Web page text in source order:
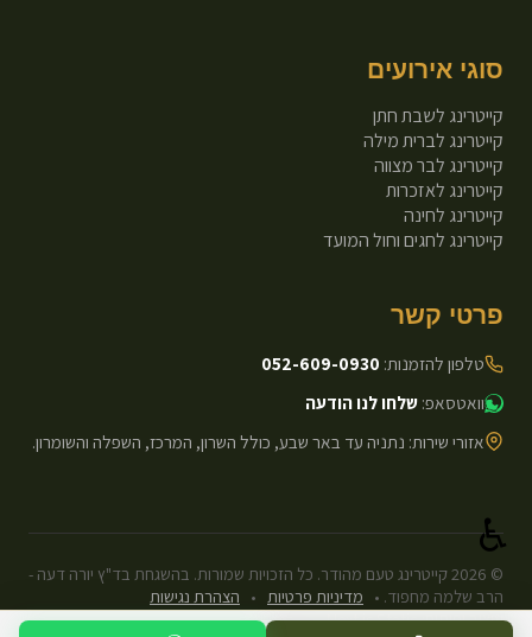
סוגי אירועים
קייטרינג לשבת חתן
קייטרינג לברית מילה
קייטרינג לבר מצווה
קייטרינג לאזכרות
קייטרינג לחינה
קייטרינג לחגים וחול המועד
פרטי קשר
טלפון להזמנות: 052-609-0930
וואטסאפ: שלחו לנו הודעה
אזורי שירות: נתניה עד באר שבע, כולל השרון, המרכז, השפלה והשומרון.
©
2026קייטרינג טעם מהודר. כל הזכויות שמורות. בהשגחת בד"ץ יורה דעה -
הרב שלמה מחפוד. • מדיניות פרטיות • הצהרת נגישות
עיצוב ופיתוח: Next.js Static.
♿